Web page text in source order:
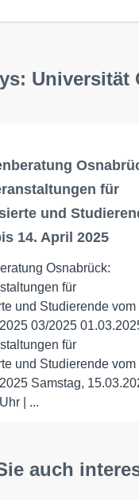
Universität
für
und
14. April 2025
Osnabrück:
für
und Studierende vom
03/2025
für
und Studierende vom
Samstag,
| ...
auch